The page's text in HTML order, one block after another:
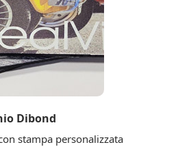
Dibond
stampa personalizzata